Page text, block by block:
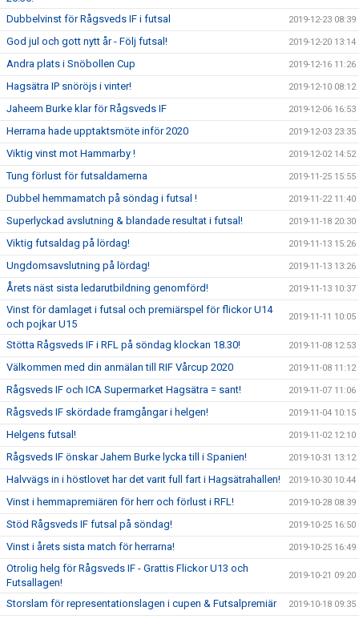
Dubbelvinst för Rågsveds IF i futsal
2019-12-23 08:39
God jul och gott nytt år - Följ futsal! 2019-12-20 13:14
Andra plats i Snöbollen Cup 2019-12-16 11:26
Hagsätra IP snöröjs i vinter! 2019-12-10 08:12
Jaheem Burke klar för Rågsveds IF 2019-12-06 16:53
Herrarna hade upptaktsmöte inför 2020 2019-12-03 23:35
Viktig vinst mot Hammarby ! 2019-12-02 14:52
Tung förlust för futsaldamerna 2019-11-25 15:55
Dubbel hemmamatch på söndag i futsal ! 2019-11-22 11:40
Superlyckad avslutning & blandade resultat i futsal! 2019-11-18 20:30
Viktig futsaldag på lördag! 2019-11-13 15:26
Ungdomsavslutning på lördag! 2019-11-13 13:26
Årets näst sista ledarutbildning genomförd! 2019-11-13 10:37
Vinst för damlaget i futsal och premiärspel för flickor U14
och pojkar U15
2019-11-11 10:05
Stötta Rågsveds IF i RFL på söndag klockan 18.30! 2019-11-08 12:53
Välkommen med din anmälan till RIF Vårcup 2020 2019-11-08 11:12
Rågsveds IF och ICA Supermarket Hagsätra = sant! 2019-11-07 11:06
Rågsveds IF skördade framgångar i helgen! 2019-11-04 10:15
Helgens futsal! 2019-11-02 12:10
Rågsveds IF önskar Jahem Burke lycka till i Spanien! 2019-10-31 13:12
Halvvägs in i höstlovet har det varit full fart i Hagsätrahallen! 2019-10-30 10:44
Vinst i hemmapremiären för herr och förlust i RFL! 2019-10-28 08:39
Stöd Rågsveds IF futsal på söndag! 2019-10-25 16:50
Vinst i årets sista match för herrarna! 2019-10-25 16:49
Otrolig helg för Rågsveds IF - Grattis Flickor U13 och
Futsallagen!
2019-10-21 09:20
Storslam för representationslagen i cupen & Futsalpremiär 2019-10-18 09:35